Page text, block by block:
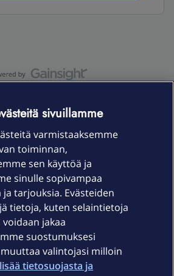
sivuillamme
varmistaaksemme
toiminnan,
sen käyttöä ja
sinulle sopivampaa
tarjouksia. Evästeiden
tietoja, kuten selaintietoja
jakaa
suostumuksesi
valintojasi milloin
tietosuojasta ja